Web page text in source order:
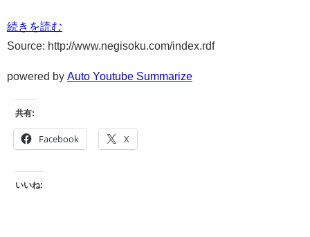
続きを読む
Source: http://www.negisoku.com/index.rdf
powered by Auto Youtube Summarize
共有:
Facebook X
いいね: